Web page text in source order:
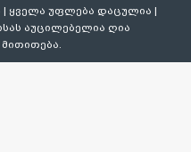
| ყველა უფლება დაცულია |
აუცილებელია ღია